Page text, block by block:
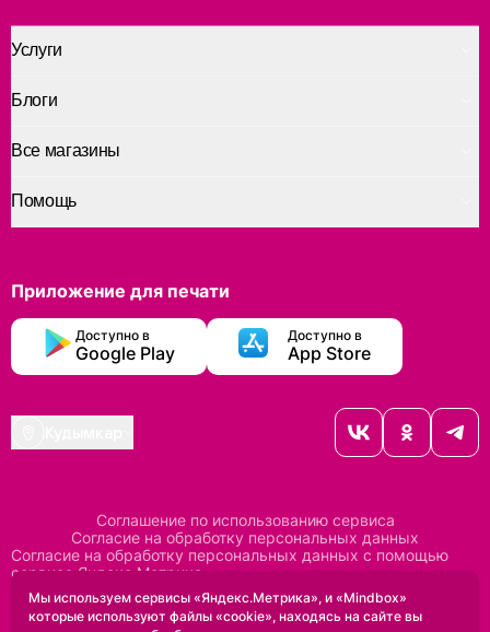
Услуги
Помощь
Блоги
Все магазины
Приложение для печати
Доступно в
Google Play
Доступно в
App Store
Соглашение по использованию сервиса
Согласие на обработку персональных данных
Согласие на обработку персональных данных с помощью
сервиса Яндекс Метрика
Согласие на обработку персональных данных с помощью
сервиса Mindbox
Положение по обработке персональных данных
Мы используем сервисы «Яндекс.Метрика», и «Mindbox»
которые используют файлы «cookie», находясь на сайте вы